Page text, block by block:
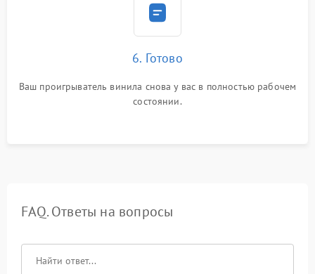
6. Готово
Ваш проигрыватель винила снова у вас в полностью рабочем
состоянии.
FAQ. Ответы на вопросы